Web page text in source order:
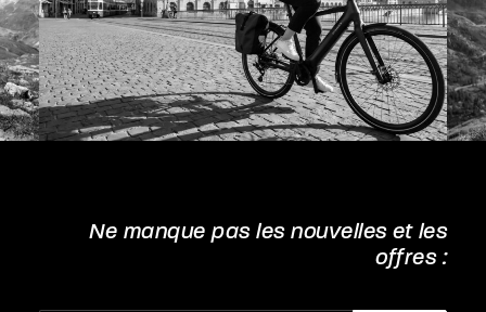
Ne manque pas les nouvelles et les
offres :